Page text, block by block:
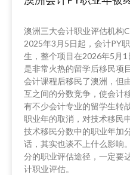
澳洲三大会计职业评估机构
2025年3月5日起，会计PY
生，整个项目在2026年5月
是非常火热的留学后移民项
会计课程后移民了澳洲，但
互之间的分数竞争，使会计
有不少会计专业的留学生转
职业年的取消，对技术移民
技术移民分数中的职业年加
话，其实也谈不上什么影响
分的职业评估途径，一定要
计职业评估。